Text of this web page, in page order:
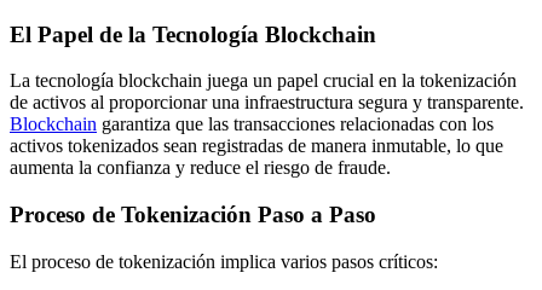
El Papel de la Tecnología Blockchain
La tecnología blockchain juega un papel crucial en la tokenización
de activos al proporcionar una infraestructura segura y transparente.
Blockchain garantiza que las transacciones relacionadas con los
activos tokenizados sean registradas de manera inmutable, lo que
aumenta la confianza y reduce el riesgo de fraude.
Proceso de Tokenización Paso a Paso
El proceso de tokenización implica varios pasos críticos: